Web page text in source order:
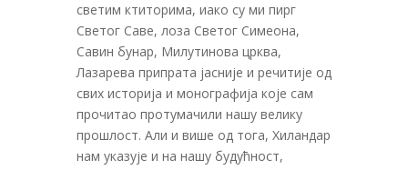
светим ктиторима, иако су ми пирг
Светог Саве, лоза Светог Симеона,
Савин бунар, Милутинова црква,
Лазарева припрата јасније и речитије од
свих историја и монографија које сам
прочитао протумачили нашу велику
прошлост. Али и више од тога, Хиландар
нам указује и на нашу будућност,